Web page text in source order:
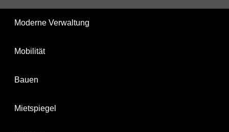
Moderne Verwaltung
Mobilität
Bauen
Mietspiegel